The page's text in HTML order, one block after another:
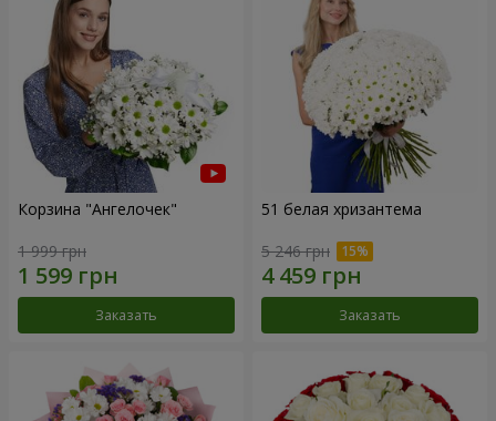
Корзина "Ангелочек"
1 999 грн
Заказать
51 белая хризантема
5 246 грн
Заказать